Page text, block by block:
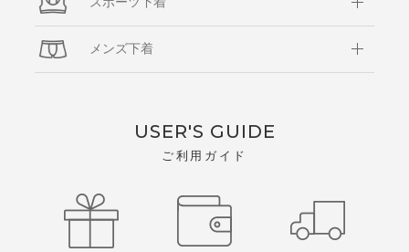
メンズ下着
USER'S GUIDE
ご利用ガイド